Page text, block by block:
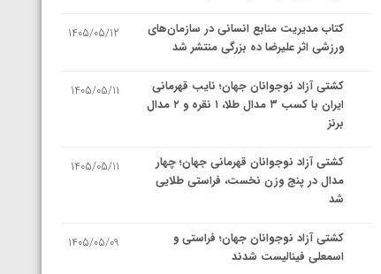
کتاب مدیریت منابع انسانی در سازمان‌های
ورزشی اثر علیرضا ده بزرگی منتشر شد
1405/05/12
کشتی آزاد نوجوانان جهان؛ نایب قهرمانی
ایران با کسب ۳ مدال طلا، ۱ نقره و ۲ مدال
برنز
1405/05/11
کشتی آزاد نوجوانان قهرمانی جهان؛ چهار
مدال در پنج وزن نخست، فراستی طلایی
شد
1405/05/11
کشتی آزاد نوجوانان جهان؛ فراستی و
اسمعلی فینالیست شدند
1405/05/09